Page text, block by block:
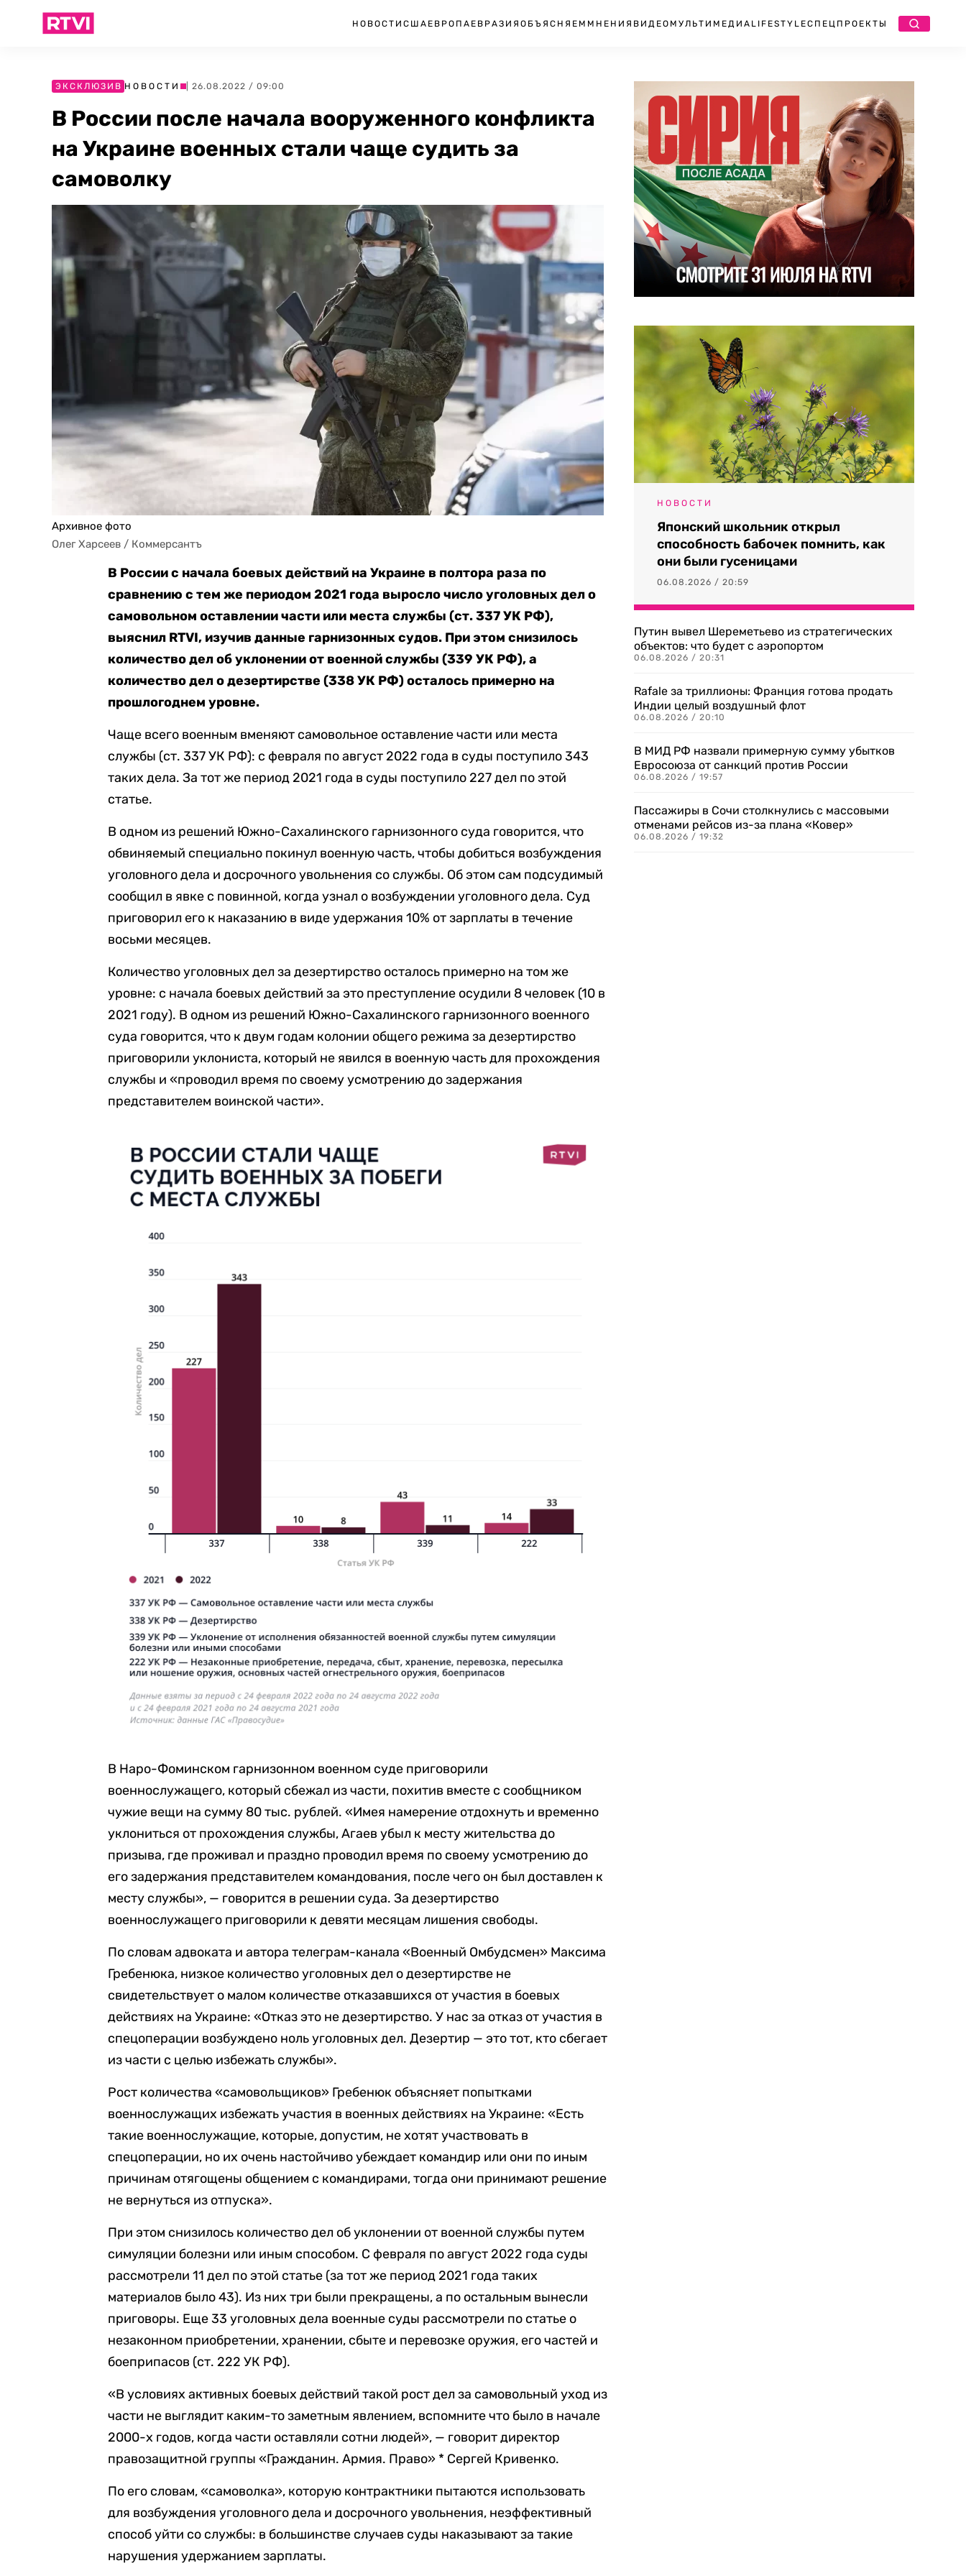
НОВОСТИ США ЕВРОПА ЕВРАЗИЯ ОБЪЯСНЯЕМ МНЕНИЯ ВИДЕО МУЛЬТИМЕДИА LIFESTYLEСПЕЦПРОЕКТЫ
ЭКСКЛЮЗИВ НОВОСТИ | 26.08.2022 / 09:00
В России после начала вооруженного конфликта
на Украине военных стали чаще судить за
самоволку
Архивное фото
Олег Харсеев / Коммерсантъ
В России с начала боевых действий на Украине в полтора раза по
сравнению с тем же периодом 2021 года выросло число уголовных дел о
самовольном оставлении части или места службы (ст. 337 УК РФ),
выяснил RTVI, изучив данные гарнизонных судов. При этом снизилось
количество дел об уклонении от военной службы (339 УК РФ), а
количество дел о дезертирстве (338 УК РФ) осталось примерно на
прошлогоднем уровне.
Чаще всего военным вменяют самовольное оставление части или места
службы (ст. 337 УК РФ): с февраля по август 2022 года в суды поступило 343
таких дела. За тот же период 2021 года в суды поступило 227 дел по этой
статье.
В одном из решений Южно-Сахалинского гарнизонного суда говорится, что
обвиняемый специально покинул военную часть, чтобы добиться возбуждения
уголовного дела и досрочного увольнения со службы. Об этом сам подсудимый
сообщил в явке с повинной, когда узнал о возбуждении уголовного дела. Суд
приговорил его к наказанию в виде удержания 10% от зарплаты в течение
восьми месяцев.
Количество уголовных дел за дезертирство осталось примерно на том же
уровне: с начала боевых действий за это преступление осудили 8 человек (10 в
2021 году). В одном из решений Южно-Сахалинского гарнизонного военного
суда говорится, что к двум годам колонии общего режима за дезертирство
приговорили уклониста, который не явился в военную часть для прохождения
службы и «проводил время по своему усмотрению до задержания
представителем воинской части».
В Наро-Фоминском гарнизонном военном суде приговорили
военнослужащего, который сбежал из части, похитив вместе с сообщником
чужие вещи на сумму 80 тыс. рублей. «Имея намерение отдохнуть и временно
уклониться от прохождения службы, Агаев убыл к месту жительства до
призыва, где проживал и праздно проводил время по своему усмотрению до
его задержания представителем командования, после чего он был доставлен к
месту службы», — говорится в решении суда. За дезертирство
военнослужащего приговорили к девяти месяцам лишения свободы.
По словам адвоката и автора телеграм-канала «Военный Омбудсмен» Максима
Гребенюка, низкое количество уголовных дел о дезертирстве не
свидетельствует о малом количестве отказавшихся от участия в боевых
действиях на Украине: «Отказ это не дезертирство. У нас за отказ от участия в
спецоперации возбуждено ноль уголовных дел. Дезертир — это тот, кто сбегает
из части с целью избежать службы».
Рост количества «самовольщиков» Гребенюк объясняет попытками
военнослужащих избежать участия в военных действиях на Украине: «Есть
такие военнослужащие, которые, допустим, не хотят участвовать в
спецоперации, но их очень настойчиво убеждает командир или они по иным
причинам отягощены общением с командирами, тогда они принимают решение
не вернуться из отпуска».
При этом снизилось количество дел об уклонении от военной службы путем
симуляции болезни или иным способом. С февраля по август 2022 года суды
рассмотрели 11 дел по этой статье (за тот же период 2021 года таких
материалов было 43). Из них три были прекращены, а по остальным вынесли
приговоры. Еще 33 уголовных дела военные суды рассмотрели по статье о
незаконном приобретении, хранении, сбыте и перевозке оружия, его частей и
боеприпасов (ст. 222 УК РФ).
«В условиях активных боевых действий такой рост дел за самовольный уход из
части не выглядит каким-то заметным явлением, вспомните что было в начале
2000-х годов, когда части оставляли сотни людей», — говорит директор
правозащитной группы «Гражданин. Армия. Право» * Сергей Кривенко.
По его словам, «самоволка», которую контрактники пытаются использовать
для возбуждения уголовного дела и досрочного увольнения, неэффективный
способ уйти со службы: в большинстве случаев суды наказывают за такие
нарушения удержанием зарплаты.
НОВОСТИ
Японский школьник открыл
способность бабочек помнить, как
они были гусеницами
06.08.2026 / 20:59
Путин вывел Шереметьево из стратегических
объектов: что будет с аэропортом
06.08.2026 / 20:31
Rafale за триллионы: Франция готова продать
Индии целый воздушный флот
06.08.2026 / 20:10
В МИД РФ назвали примерную сумму убытков
Евросоюза от санкций против России
06.08.2026 / 19:57
Пассажиры в Сочи столкнулись с массовыми
отменами рейсов из-за плана «Ковер»
06.08.2026 / 19:32